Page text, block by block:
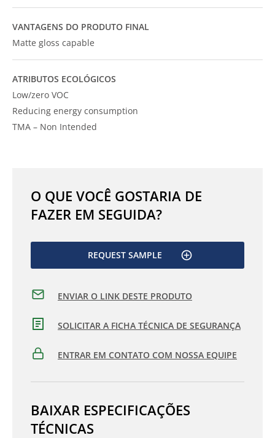
VANTAGENS DO PRODUTO FINAL
Matte gloss capable
ATRIBUTOS ECOLÓGICOS
Low/zero VOC
Reducing energy consumption
TMA – Non Intended
O QUE VOCÊ GOSTARIA DE
FAZER EM SEGUIDA?
REQUEST SAMPLE
ENVIAR O LINK DESTE PRODUTO
SOLICITAR A FICHA TÉCNICA DE SEGURANÇA
ENTRAR EM CONTATO COM NOSSA EQUIPE
BAIXAR ESPECIFICAÇÕES
TÉCNICAS